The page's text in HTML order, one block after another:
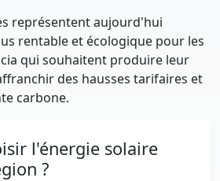
représentent aujourd'hui
rentable et écologique pour les
qui souhaitent produire leur
des hausses tarifaires et
carbone.
l'énergie solaire
?